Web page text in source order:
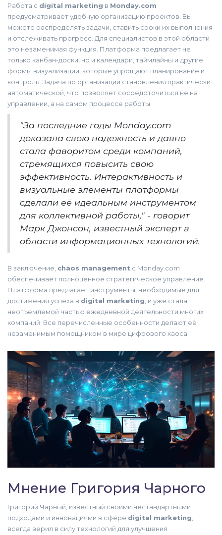
Работа с digital marketing в Monday.com
предусматривает удобную организацию проектов. Вы
можете распределять задачи, ставить сроки их выполнения
и отслеживать прогресс. Для специалистов в этой области
это незаменимая функция. Платформа предлагает не
только канбан-доски, но и календари, таймлайны и другие
формы визуализации, которые упрощают планирование и
контроль. Задача по организации становления практически
автоматической, что позволяет сосредоточиться не на
управлении, а на самом процессе работы.
"За последние годы Monday.com
доказала свою надежность и давно
стала фаворитом среди компаний,
стремящихся повысить свою
эффективность. Интерактивность и
визуальные элементы платформы
сделали её идеальным инструментом
для коллективной работы," - говорит
Марк Джонсон, известный эксперт в
области информационных технологий.
В заключение, chaos management с Monday.com
обеспечивает полноценное стратегическое управление.
Платформа предлагает инструменты, необходимые для
достижения успеха в digital marketing, и уже стала
неотъемлемой частью ежедневной деятельности многих
компаний. Все перечисленные особенности делают её
незаменимым помощником в мире цифрового хаоса.
Мнение Григория Чарного
Григорий Чарный, известный своими нестандартными
подходами и инновациями в сфере digital marketing,
всегда верил в силу технологий для улучшения